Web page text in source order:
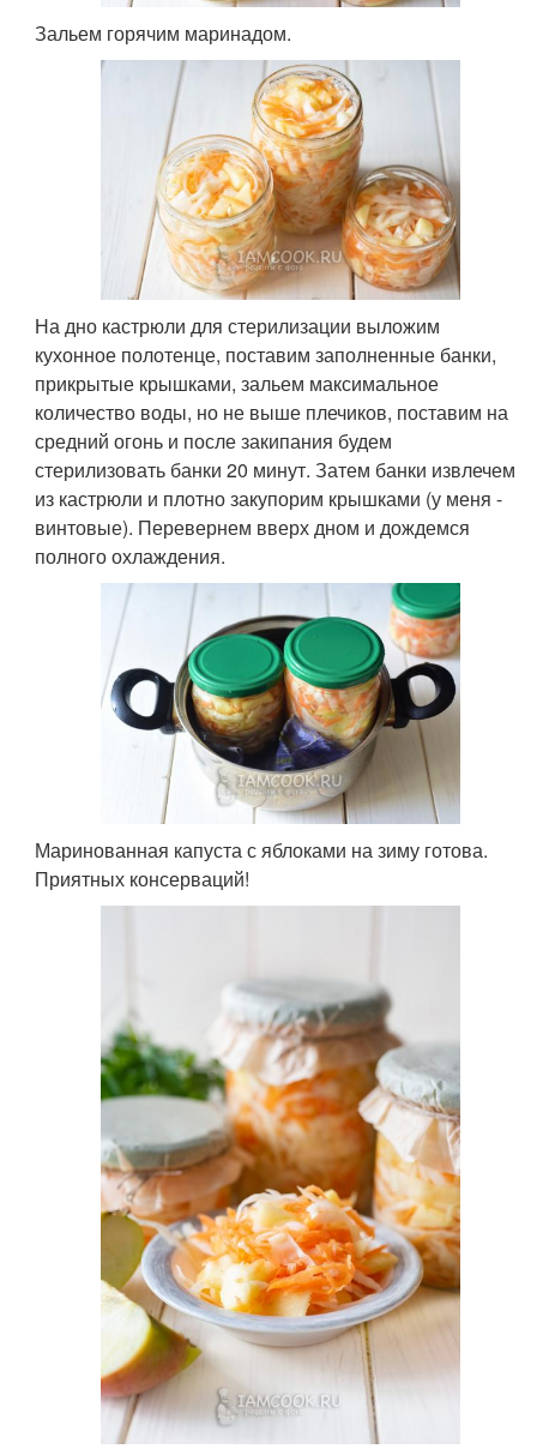
Зальем горячим маринадом.
На дно кастрюли для стерилизации выложим
кухонное полотенце, поставим заполненные банки,
прикрытые крышками, зальем максимальное
количество воды, но не выше плечиков, поставим на
средний огонь и после закипания будем
стерилизовать банки 20 минут. Затем банки извлечем
из кастрюли и плотно закупорим крышками (у меня -
винтовые). Перевернем вверх дном и дождемся
полного охлаждения.
Маринованная капуста с яблоками на зиму готова.
Приятных консерваций!